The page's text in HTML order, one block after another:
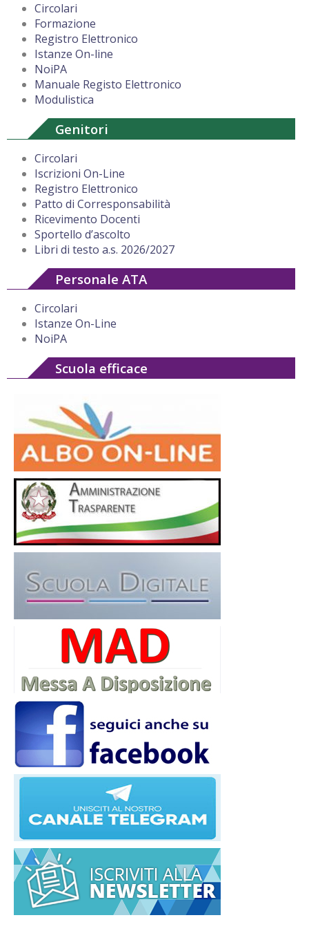
Circolari
Formazione
Registro Elettronico
Istanze On-line
NoiPA
Manuale Registo Elettronico
Modulistica
Genitori
Circolari
Iscrizioni On-Line
Registro Elettronico
Patto di Corresponsabilità
Ricevimento Docenti
Sportello d’ascolto
Libri di testo a.s. 2026/2027
Personale ATA
Circolari
Istanze On-Line
NoiPA
Scuola efficace